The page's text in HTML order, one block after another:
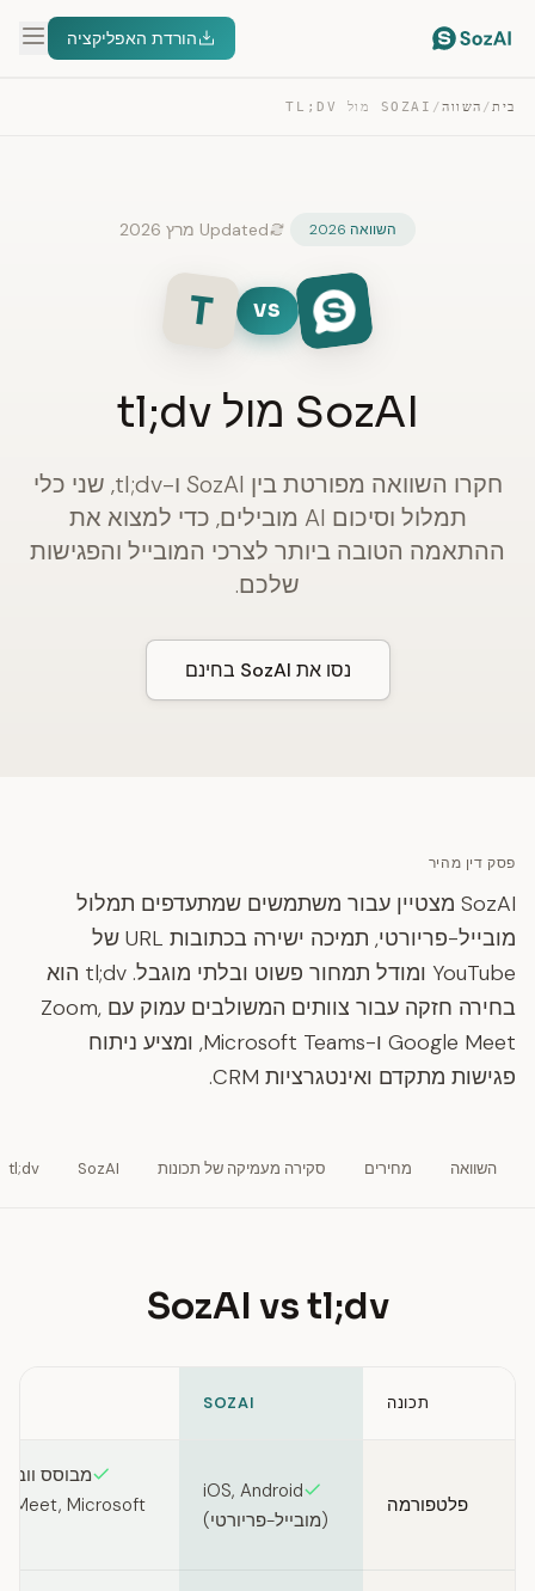
הורדת האפליקציה
בית/ השווה/ SOZAI מול TL;DV
השוואה 2026 Updated מרץ 2026
VS
T
SozAI מול tl;dv
חקרו השוואה מפורטת בין SozAI ו-tl;dv, שני כלי
תמלול וסיכום AI מובילים, כדי למצוא את
ההתאמה הטובה ביותר לצרכי המובייל והפגישות
שלכם.
נסו את SozAI בחינם
פסק דין מהיר
SozAI מצטיין עבור משתמשים שמתעדפים תמלול
מובייל-פריורטי, תמיכה ישירה בכתובות URL של
YouTube ומודל תמחור פשוט ובלתי מוגבל. tl;dv הוא
בחירה חזקה עבור צוותים המשולבים עמוק עם Zoom,
Google Meet ו-Microsoft Teams, ומציע ניתוח
פגישות מתקדם ואינטגרציות CRM.
השוואה מחירים סקירה מעמיקה של תכונות SozAI
tl;dv
SozAI vs tl;dv
תכונה SOZAI
פלטפורמה
iOS, Android
(מובייל-פריורטי)
מבוסס ווב
Meet, Microsoft